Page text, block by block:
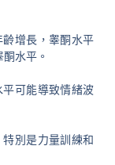
增長，睾酮水平
水平。
可能導致情緒波
別是力量訓練和